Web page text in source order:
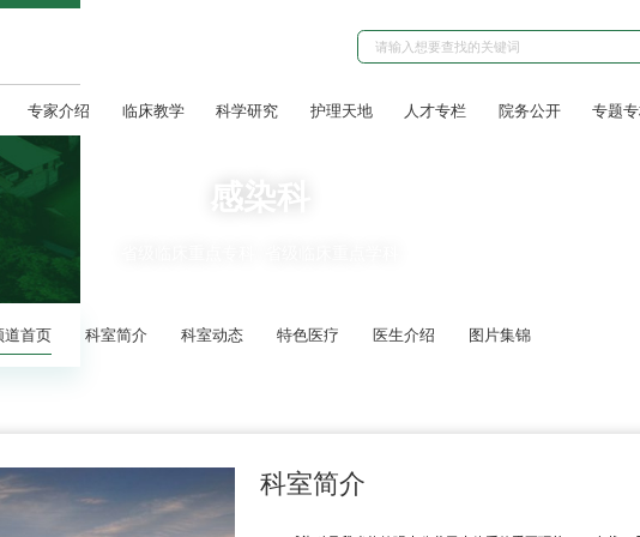
专家介绍 临床教学 科学研究 护理天地 人才专栏 院务公开 专题
感染科
道首页 科室简介 科室动态 特色医疗 医生介绍 图片集锦
科室简介